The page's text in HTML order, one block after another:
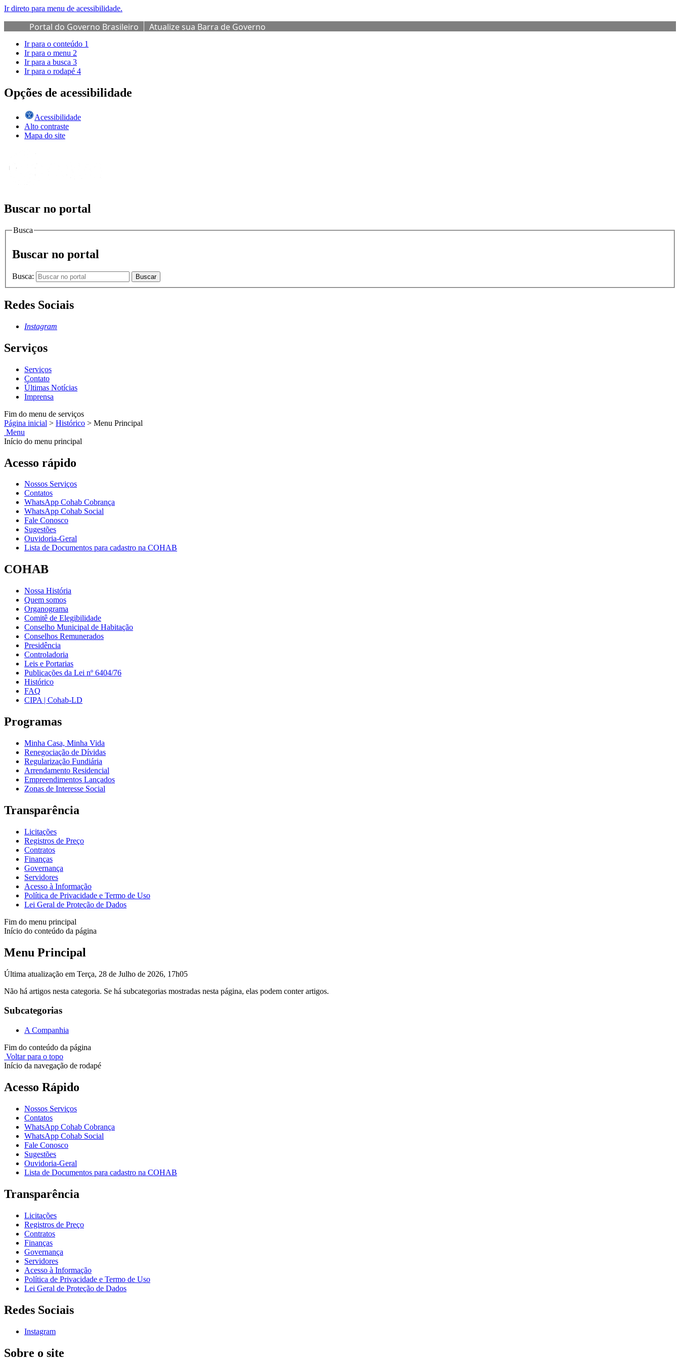
Ir direto para menu de acessibilidade.
Portal do Governo Brasileiro Atualize sua Barra de Governo
Ir para o conteúdo 1
Ir para o menu 2
Ir para a busca 3
Ir para o rodapé 4
Opções de acessibilidade
Acessibilidade
Alto contraste
Mapa do site
Buscar no portal
Busca
Buscar no portal
Busca: Buscar
Redes Sociais
Instagram
Serviços
Serviços
Contato
Últimas Notícias
Imprensa
Fim do menu de serviços
Página inicial > Histórico > Menu Principal
Menu
Início do menu principal
Acesso rápido
Nossos Serviços
Contatos
WhatsApp Cohab Cobrança
WhatsApp Cohab Social
Fale Conosco
Sugestões
Ouvidoria-Geral
Lista de Documentos para cadastro na COHAB
COHAB
Nossa História
Quem somos
Organograma
Comitê de Elegibilidade
Conselho Municipal de Habitação
Conselhos Remunerados
Presidência
Controladoria
Leis e Portarias
Publicações da Lei nº 6404/76
Histórico
FAQ
CIPA | Cohab-LD
Programas
Minha Casa, Minha Vida
Renegociação de Dívidas
Regularização Fundiária
Arrendamento Residencial
Empreendimentos Lançados
Zonas de Interesse Social
Transparência
Licitações
Registros de Preço
Contratos
Finanças
Governança
Servidores
Acesso à Informação
Política de Privacidade e Termo de Uso
Lei Geral de Proteção de Dados
Fim do menu principal
Início do conteúdo da página
Menu Principal
Última atualização em Terça, 28 de Julho de 2026, 17h05
Não há artigos nesta categoria. Se há subcategorias mostradas nesta página, elas podem conter artigos.
Subcategorias
A Companhia
Fim do conteúdo da página
Voltar para o topo
Início da navegação de rodapé
Acesso Rápido
Nossos Serviços
Contatos
WhatsApp Cohab Cobrança
WhatsApp Cohab Social
Fale Conosco
Sugestões
Ouvidoria-Geral
Lista de Documentos para cadastro na COHAB
Transparência
Licitações
Registros de Preço
Contratos
Finanças
Governança
Servidores
Acesso à Informação
Política de Privacidade e Termo de Uso
Lei Geral de Proteção de Dados
Redes Sociais
Instagram
Sobre o site